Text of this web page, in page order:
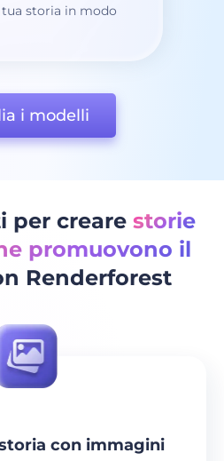
tua storia in modo
i modelli
per creare storie
promuovono il
Renderforest
con immagini